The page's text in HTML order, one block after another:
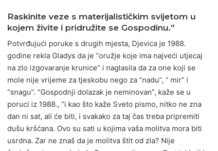
Raskinite veze s materijalističkim svijetom u
kojem živite i pridružite se Gospodinu.”
Potvrđujući poruke s drugih mjesta, Djevica je 1988.
godine rekla Gladys da je “oružje koje ima najveći utjecaj
na zlo izgovaranje krunice” i naglasila da za one koji se
mole nije vrijeme za tjeskobu nego za “nadu”, “ mir” i
“snagu”. “Gospodnji dolazak je neminovan”, kaže se u
poruci iz 1988., “i kao što kaže Sveto pismo, nitko ne zna
dan ni sat, ali će biti, i svakako za taj čas treba pripremiti
dušu kršćana. Ovo su sati u kojima vaša molitva mora biti
usrdna. Zar ne znaš da je molitva štit od zla? Nije